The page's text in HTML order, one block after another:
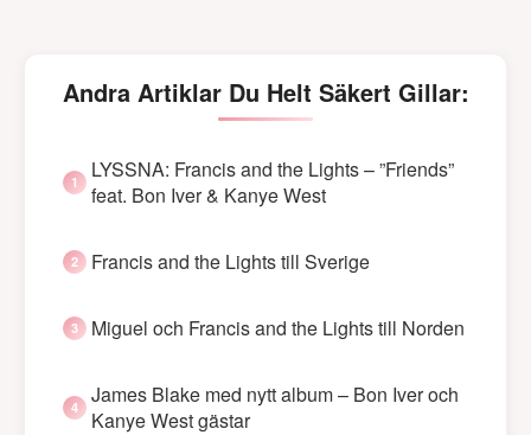
Andra Artiklar Du Helt Säkert Gillar:
LYSSNA: Francis and the Lights – ”Friends”
feat. Bon Iver & Kanye West
Francis and the Lights till Sverige
Miguel och Francis and the Lights till Norden
James Blake med nytt album – Bon Iver och
Kanye West gästar